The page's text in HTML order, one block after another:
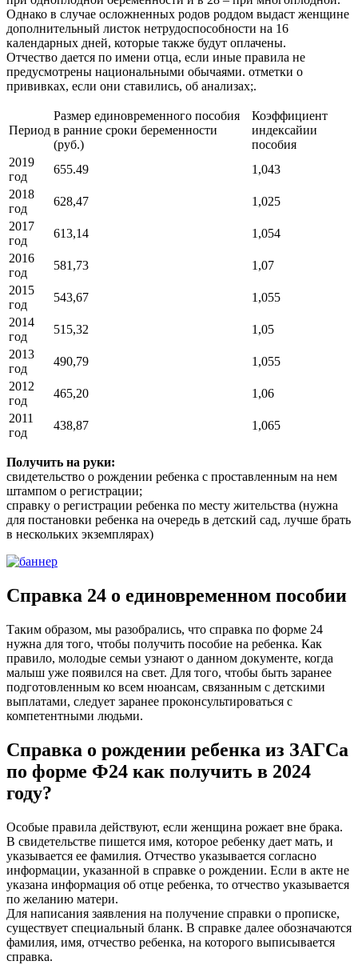
Однако в случае осложненных родов роддом выдаст женщине
дополнительный листок нетрудоспособности на 16
календарных дней, которые также будут оплачены.
Отчество дается по имени отца, если иные правила не
предусмотрены национальными обычаями. отметки о
прививках, если они ставились, об анализах;.
Период
Размер единовременного пособия
в ранние сроки беременности
(руб.)
Коэффициент
индексайии
пособия
2019
год
655.49
1,043
2018
год
628,47
1,025
2017
год
613,14
1,054
2016
год
581,73
1,07
2015
год
543,67
1,055
2014
год
515,32
1,05
2013
год
490,79
1,055
2012
год
465,20
1,06
2011
год
438,87 1,065
Получить на руки:
свидетельство о рождении ребенка с проставленным на нем
штампом о регистрации;
справку о регистрации ребенка по месту жительства (нужна
для постановки ребенка на очередь в детский сад, лучше брать
в нескольких экземплярах)
Справка 24 о единовременном пособии
Таким образом, мы разобрались, что справка по форме 24
нужна для того, чтобы получить пособие на ребенка. Как
правило, молодые семьи узнают о данном документе, когда
малыш уже появился на свет. Для того, чтобы быть заранее
подготовленным ко всем нюансам, связанным с детскими
выплатами, следует заранее проконсультироваться с
компетентными людьми.
Справка о рождении ребенка из ЗАГСа
по форме Ф24 как получить в 2024
году?
Особые правила действуют, если женщина рожает вне брака.
В свидетельстве пишется имя, которое ребенку дает мать, и
указывается ее фамилия. Отчество указывается согласно
информации, указанной в справке о рождении. Если в акте не
указана информация об отце ребенка, то отчество указывается
по желанию матери.
Для написания заявления на получение справки о прописке,
существует специальный бланк. В справке далее обозначаются
фамилия, имя, отчество ребенка, на которого выписывается
справка.